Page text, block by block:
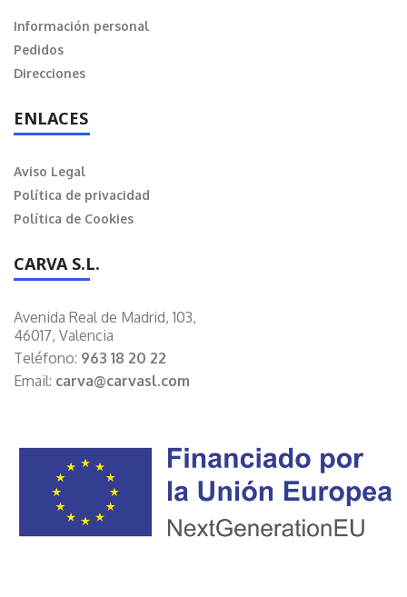
Información personal
Pedidos
Direcciones
ENLACES
Aviso Legal
Política de privacidad
Política de Cookies
CARVA S.L.
Avenida Real de Madrid, 103,
46017, Valencia
Teléfono: 963 18 20 22
Email: carva@carvasl.com